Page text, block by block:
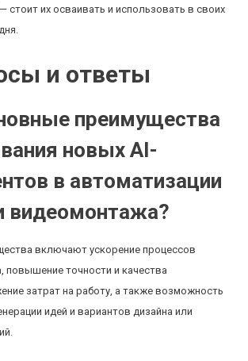
стоит их осваивать и использовать в своих
и ответы
преимущества
новых AI-
в автоматизации
видеомонтажа?
включают ускорение процессов
повышение точности и качества
затрат на работу, а также возможность
идей и вариантов дизайна или